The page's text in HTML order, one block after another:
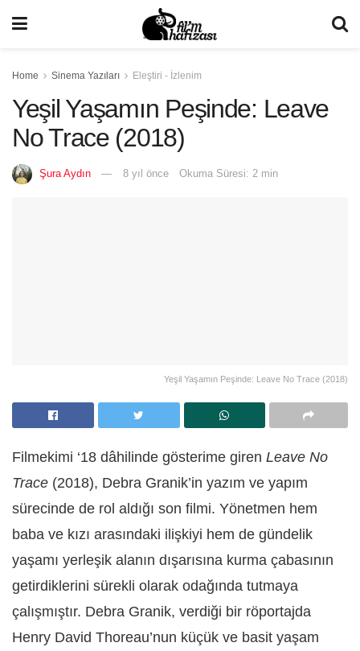
Home Sinema Yazıları Eleştiri - İzlenim
Yeşil Yaşamın Peşinde: Leave
No Trace (2018)
Şura Aydın 8 yıl önce Okuma Süresi: 2 min
Yeşil Yaşamın Peşinde: Leave No Trace (2018)
Filmekimi ‘18 dâhilinde gösterime giren Leave No
Trace (2018), Debra Granik’in yazım ve yapım
sürecinde de rol aldığı son filmi. Yönetmen hem
baba ve kızı arasındaki ilişkiyi hem de gündelik
yaşamı yerleşik alanın dışarısına kurma çabasının
getirdiklerini sürekli olarak odağında tutmaya
çalışmıştır. Debra Granik, verdiği bir röportajda
Henry David Thoreau’nun küçük ve basit yaşam